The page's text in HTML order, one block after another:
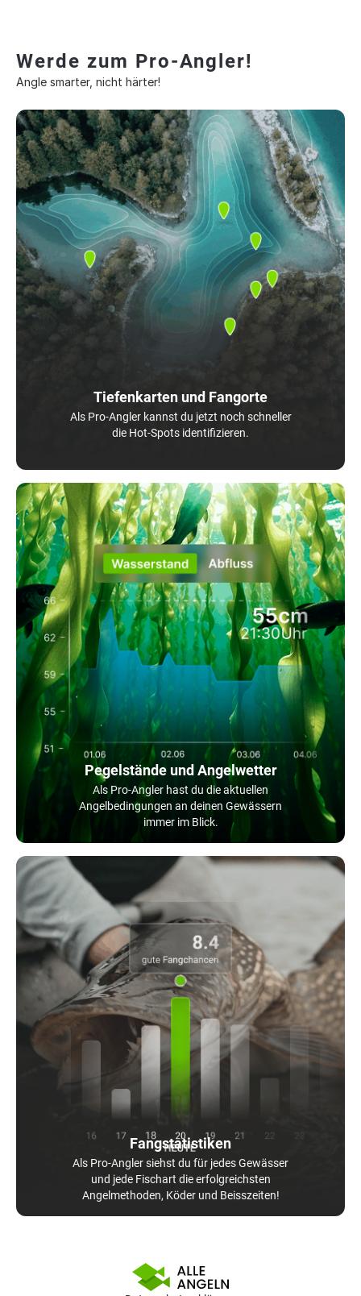
Werde zum Pro-Angler!
Angle smarter, nicht härter!
Tiefenkarten und Fangorte
Als Pro-Angler kannst du jetzt noch schneller
die Hot-Spots identifizieren.
Pegelstände und Angelwetter
Als Pro-Angler hast du die aktuellen
Angelbedingungen an deinen Gewässern
immer im Blick.
Fangstatistiken
Als Pro-Angler siehst du für jedes Gewässer
und jede Fischart die erfolgreichsten
Angelmethoden, Köder und Beisszeiten!